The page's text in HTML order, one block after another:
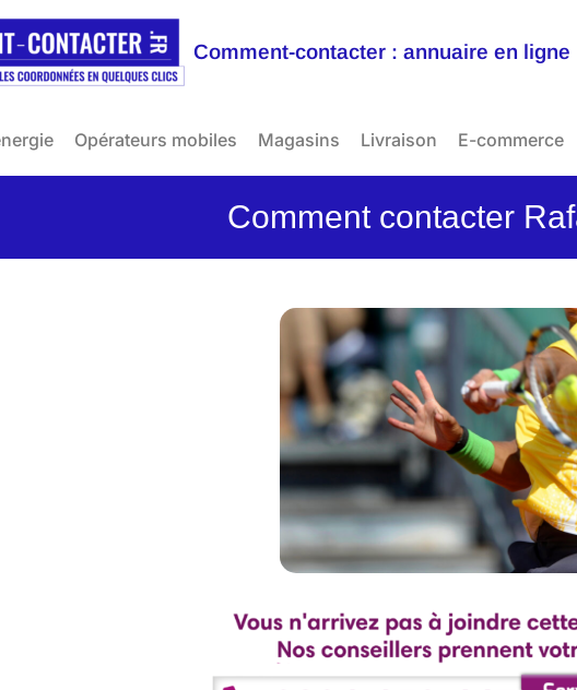
Comment-contacter : annuaire en ligne
Opérateurs mobiles Magasins Livraison E-commerce
Comment contacter